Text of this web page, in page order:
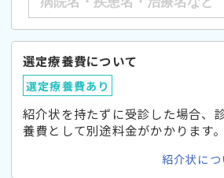
選定療養費について
選定療養費あり
紹介状を持たずに受診した場合、
養費として別途料金がかかります。
紹介状に